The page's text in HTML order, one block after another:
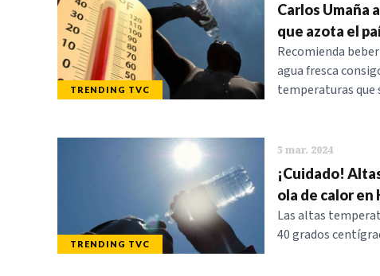
TRENDING TVC
Carlos Umaña
que azota el
Recomienda
agua fresca
temperaturas que
TRENDING TVC
5 mar. 2024
¡Cuidado!
ola de calor en
Las altas
40 grados